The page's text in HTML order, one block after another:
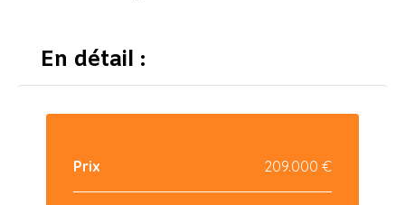
En détail :
Prix 209.000 €